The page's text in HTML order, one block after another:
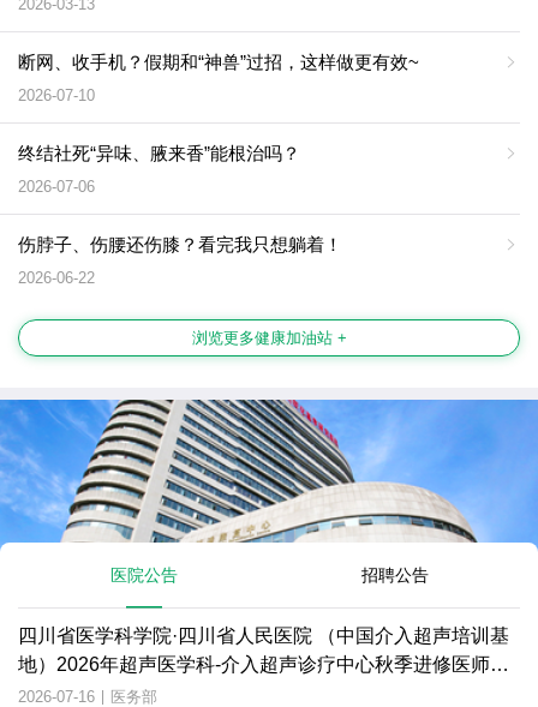
2026-03-13
断网、收手机？假期和“神兽”过招，这样做更有效~
2026-07-10
终结社死“异味、腋来香”能根治吗？
2026-07-06
伤脖子、伤腰还伤膝？看完我只想躺着！
2026-06-22
浏览更多健康加油站 +
医院公告 招聘公告
四川省医学科学院·四川省人民医院 （中国介入超声培训基
地）2026年超声医学科-介入超声诊疗中心秋季进修医师招
生简章
2026-07-16 | 医务部